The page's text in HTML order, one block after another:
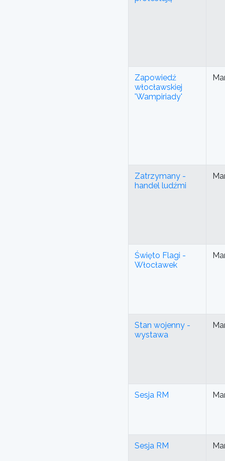
Zapowiedź
włocławskiej
'Wampiriady'
Zatrzymany -
handel ludźmi
Święto Flagi -
Włocławek
Stan wojenny -
wystawa
Sesja RM
Sesja RM